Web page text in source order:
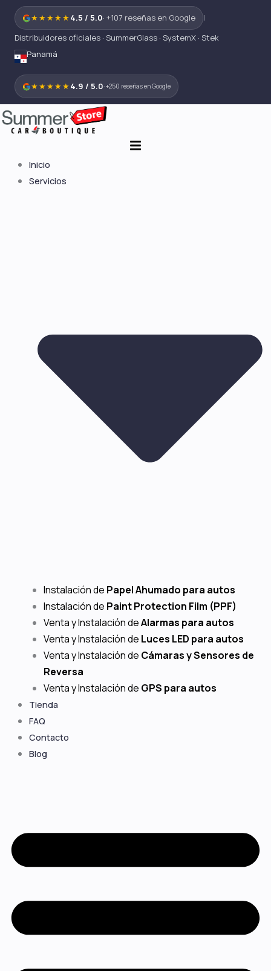
contenido
★★★★★4.5 / 5.0· +107 reseñas en Google
|
Distribuidores oficiales · SummerGlass · SystemX · Stek
Panamá
★★★★★4.9 / 5.0· +250 reseñas en Google
Inicio
Servicios
Instalación de Papel Ahumado para autos
Instalación de Paint Protection Film (PPF)
Venta y Instalación deAlarmas para autos
Venta y Instalación de Luces LED para autos
Venta y Instalación de Cámaras y Sensores de
Reversa
Venta y Instalación de GPS para autos
Tienda
FAQ
Contacto
Blog